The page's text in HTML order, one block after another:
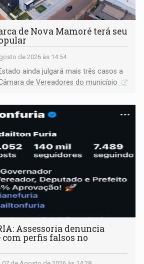
de Nova Mamoré terá seu
de 2026 às 14:54
ainda julgará mais três casos a
de Vereadores do município
Assessoria denuncia
com perfis falsos no